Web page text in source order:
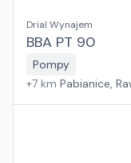
Drial Wynajem
BBA PT 90
Pompy
+7 km Pabianice,